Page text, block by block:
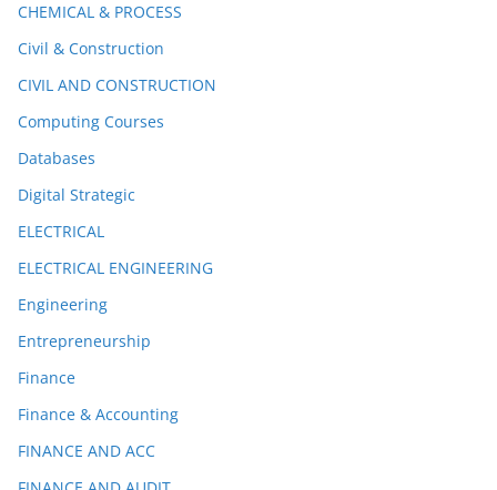
CHEMICAL & PROCESS
Civil & Construction
CIVIL AND CONSTRUCTION
Computing Courses
Databases
Digital Strategic
ELECTRICAL
ELECTRICAL ENGINEERING
Engineering
Entrepreneurship
Finance
Finance & Accounting
FINANCE AND ACC